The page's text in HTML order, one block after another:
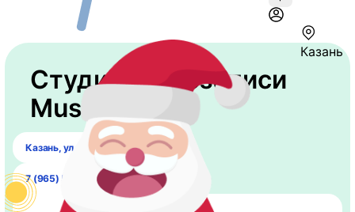
Казань
Студия звукозаписи
Music room
Казань, ул. ​Большая Красная, 34.
7 (965) 599-18-20